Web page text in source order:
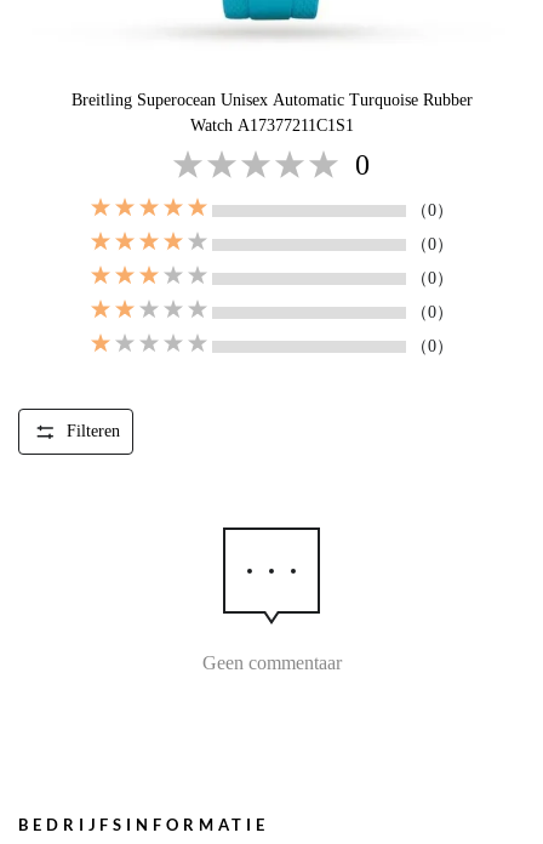
Breitling Superocean Unisex Automatic Turquoise Rubber
Watch A17377211C1S1
0
（0）
（0）
（0）
（0）
（0）
Filteren
Geen commentaar
BEDRIJFSINFORMATIE